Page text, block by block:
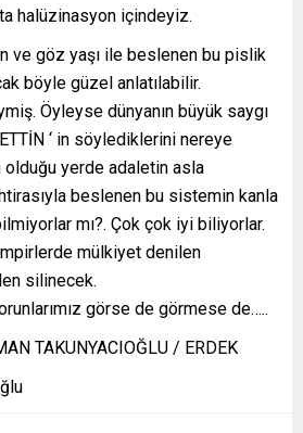
halüzinasyon içindeyiz.
ve göz yaşı ile beslenen bu pislik
böyle güzel anlatılabilir.
Öyleyse dünyanın büyük saygı
‘ in söylediklerini nereye
olduğu yerde adaletin asla
beslenen bu sistemin kanla
mı?. Çok çok iyi biliyorlar.
mülkiyet denilen
silinecek.
görse de görmese de…..
TAKUNYACIOĞLU / ERDEK